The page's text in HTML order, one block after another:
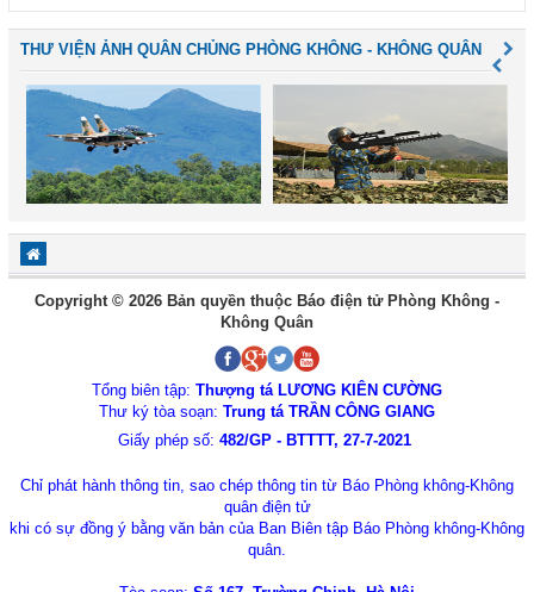
THƯ VIỆN ẢNH QUÂN CHỦNG PHÒNG KHÔNG - KHÔNG QUÂN
Copyright © 2026 Bản quyền thuộc Báo điện tử Phòng Không -
Không Quân
Tổng biên tập: Thượng tá LƯƠNG KIÊN CƯỜNG
Thư ký tòa soạn: Trung tá TRẦN CÔNG GIANG
Giấy phép số: 482/GP - BTTTT, 27-7-2021
Chỉ phát hành thông tin, sao chép thông tin từ Báo Phòng không-Không
quân điện tử
khi có sự đồng ý bằng văn bản của Ban Biên tập Báo Phòng không-Không
quân.